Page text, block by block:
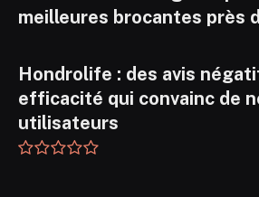
meilleures brocantes près
Hondrolife : des avis
efficacité qui convainc de
utilisateurs